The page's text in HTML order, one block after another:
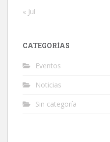
« Jul
CATEGORÍAS
Eventos
Noticias
Sin categoría